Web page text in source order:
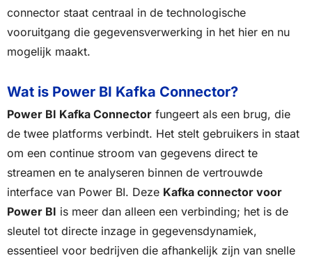
connector staat centraal in de technologische
vooruitgang die gegevensverwerking in het hier en nu
mogelijk maakt.
Wat is Power BI Kafka Connector?
Power BI Kafka Connector fungeert als een brug, die
de twee platforms verbindt. Het stelt gebruikers in staat
om een continue stroom van gegevens direct te
streamen en te analyseren binnen de vertrouwde
interface van Power BI. Deze Kafka connector voor
Power BI is meer dan alleen een verbinding; het is de
sleutel tot directe inzage in gegevensdynamiek,
essentieel voor bedrijven die afhankelijk zijn van snelle